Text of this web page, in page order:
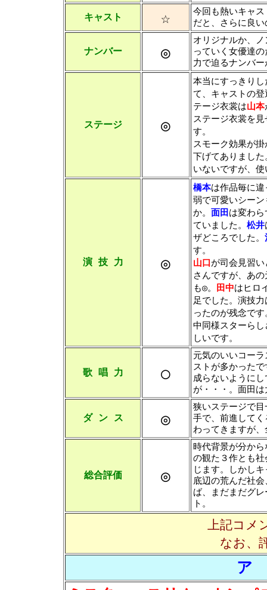
キャスト ☆
今回も熱いキャ
だと、さらに良
ナンバー ◎
オリジナルか、
っていく女優達
力で迫るナンバ
ステージ ◎
本当にすっきり
て、キャストの
テージ衣裳は山本
ステージ衣裳を
す。
スモーク効果が
下げてありまし
いないですが、
演 技 力 ◎
橋本は作品毎に
弱で可愛いシー
か。 面田 は変わ
ていました。 松井
ザどころでした。
す。
山口が司会見習
さんですが、あ
も◎。
田中はヒロ
足でした。演技
ったのが残念です
中同様スターら
しいです。
歌 唱 力 ○
元気のいいコー
ストが多かった
成らないように
が・・・。面田
ダ ン ス ◎
狭いステージで
手で、前進して
わってきますが
総合評価 ◎
時代背景が分か
の観た３作とも
じます。しかし
底辺の荒んだ社
ば、まだまだグ
ト。
上記コメ
なお、
ア